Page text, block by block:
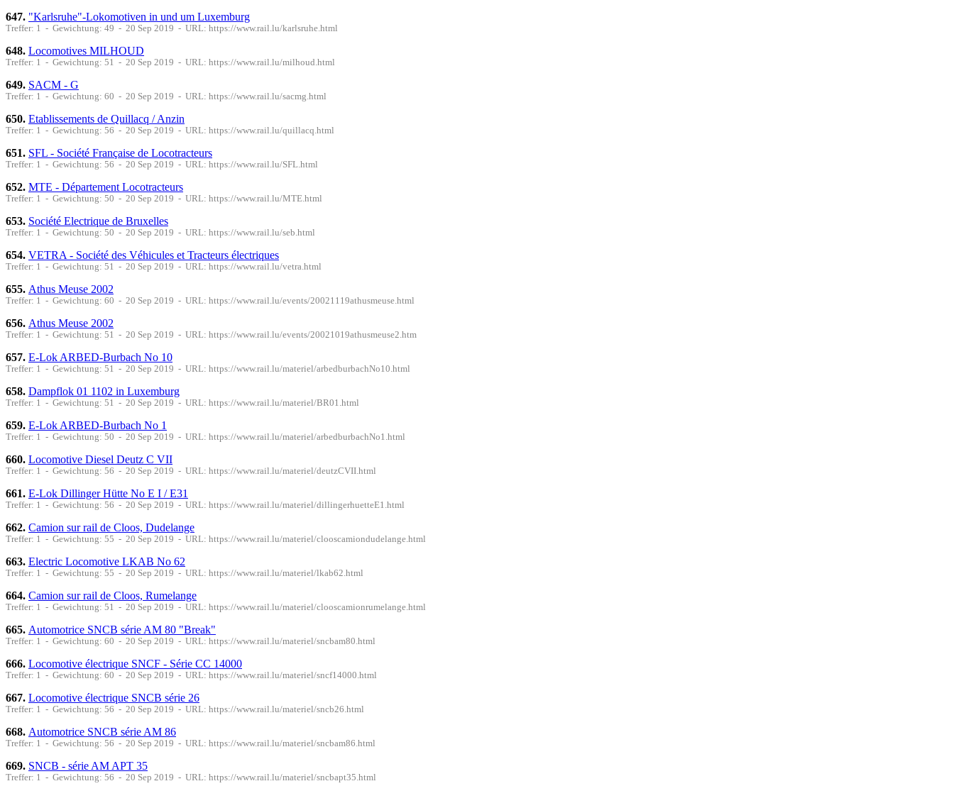
647. "Karlsruhe"-Lokomotiven in und um Luxemburg
Treffer: 1 - Gewichtung: 49 - 20 Sep 2019 - URL: https://www.rail.lu/karlsruhe.html
648. Locomotives MILHOUD
Treffer: 1 - Gewichtung: 51 - 20 Sep 2019 - URL: https://www.rail.lu/milhoud.html
649. SACM - G
Treffer: 1 - Gewichtung: 60 - 20 Sep 2019 - URL: https://www.rail.lu/sacmg.html
650. Etablissements de Quillacq / Anzin
Treffer: 1 - Gewichtung: 56 - 20 Sep 2019 - URL: https://www.rail.lu/quillacq.html
651. SFL - Société Française de Locotracteurs
Treffer: 1 - Gewichtung: 56 - 20 Sep 2019 - URL: https://www.rail.lu/SFL.html
652. MTE - Département Locotracteurs
Treffer: 1 - Gewichtung: 50 - 20 Sep 2019 - URL: https://www.rail.lu/MTE.html
653. Société Electrique de Bruxelles
Treffer: 1 - Gewichtung: 50 - 20 Sep 2019 - URL: https://www.rail.lu/seb.html
654. VETRA - Société des Véhicules et Tracteurs électriques
Treffer: 1 - Gewichtung: 51 - 20 Sep 2019 - URL: https://www.rail.lu/vetra.html
655. Athus Meuse 2002
Treffer: 1 - Gewichtung: 60 - 20 Sep 2019 - URL: https://www.rail.lu/events/20021119athusmeuse.html
656. Athus Meuse 2002
Treffer: 1 - Gewichtung: 51 - 20 Sep 2019 - URL: https://www.rail.lu/events/20021019athusmeuse2.htm
657. E-Lok ARBED-Burbach No 10
Treffer: 1 - Gewichtung: 51 - 20 Sep 2019 - URL: https://www.rail.lu/materiel/arbedburbachNo10.html
658. Dampflok 01 1102 in Luxemburg
Treffer: 1 - Gewichtung: 51 - 20 Sep 2019 - URL: https://www.rail.lu/materiel/BR01.html
659. E-Lok ARBED-Burbach No 1
Treffer: 1 - Gewichtung: 50 - 20 Sep 2019 - URL: https://www.rail.lu/materiel/arbedburbachNo1.html
660. Locomotive Diesel Deutz C VII
Treffer: 1 - Gewichtung: 56 - 20 Sep 2019 - URL: https://www.rail.lu/materiel/deutzCVII.html
661. E-Lok Dillinger Hütte No E I / E31
Treffer: 1 - Gewichtung: 56 - 20 Sep 2019 - URL: https://www.rail.lu/materiel/dillingerhuetteE1.html
662. Camion sur rail de Cloos, Dudelange
Treffer: 1 - Gewichtung: 55 - 20 Sep 2019 - URL: https://www.rail.lu/materiel/clooscamiondudelange.html
663. Electric Locomotive LKAB No 62
Treffer: 1 - Gewichtung: 55 - 20 Sep 2019 - URL: https://www.rail.lu/materiel/lkab62.html
664. Camion sur rail de Cloos, Rumelange
Treffer: 1 - Gewichtung: 51 - 20 Sep 2019 - URL: https://www.rail.lu/materiel/clooscamionrumelange.html
665. Automotrice SNCB série AM 80 "Break"
Treffer: 1 - Gewichtung: 60 - 20 Sep 2019 - URL: https://www.rail.lu/materiel/sncbam80.html
666. Locomotive électrique SNCF - Série CC 14000
Treffer: 1 - Gewichtung: 60 - 20 Sep 2019 - URL: https://www.rail.lu/materiel/sncf14000.html
667. Locomotive électrique SNCB série 26
Treffer: 1 - Gewichtung: 56 - 20 Sep 2019 - URL: https://www.rail.lu/materiel/sncb26.html
668. Automotrice SNCB série AM 86
Treffer: 1 - Gewichtung: 56 - 20 Sep 2019 - URL: https://www.rail.lu/materiel/sncbam86.html
669. SNCB - série AM APT 35
Treffer: 1 - Gewichtung: 56 - 20 Sep 2019 - URL: https://www.rail.lu/materiel/sncbapt35.html